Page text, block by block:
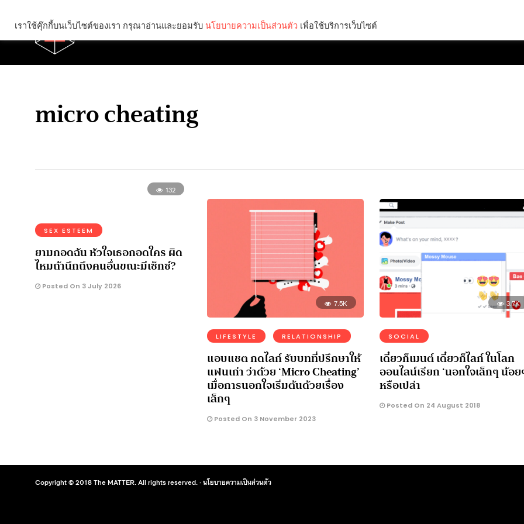
micro cheating
132
SEX ESTEEM
ยามกอดฉัน หัวใจเธอกอดใคร ผิด
ไหมถ้านึกถึงคนอื่นขณะมีเซ็กซ์?
Posted On 3 July 2026
7.5K
LIFESTYLE RELATIONSHIP
แอบแชต กดไลก์ รับบทที่ปรึกษาให้
แฟนเก่า ว่าด้วย ‘Micro Cheating’
เมื่อการนอกใจเริ่มต้นด้วยเรื่อง
เล็กๆ
Posted On 3 November 2023
3.7K
SOCIAL
เดี๋ยวก็เมนต์ เดี๋ยวก็ไลก์ ในโลก
ออนไลน์เรียก ‘นอกใจเล็กๆ น้อย
หรือเปล่า
Posted On 24 August 2018
Copyright © 2018 The MATTER. All rights reserved. ·นโยบายความเป็นส่วนตัว
เราใช้คุ๊กกี้บนเว็บไซต์ของเรา กรุณาอ่านและยอมรับ นโยบายความเป็นส่วนตัว เพื่อใช้บริการเว็บไซต์